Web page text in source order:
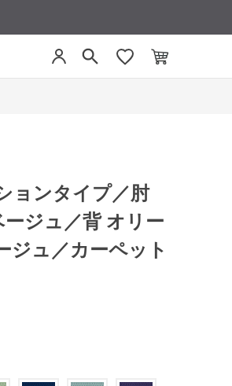
ョンタイプ／肘
ジュ／背 オリー
ジュ／カーペット